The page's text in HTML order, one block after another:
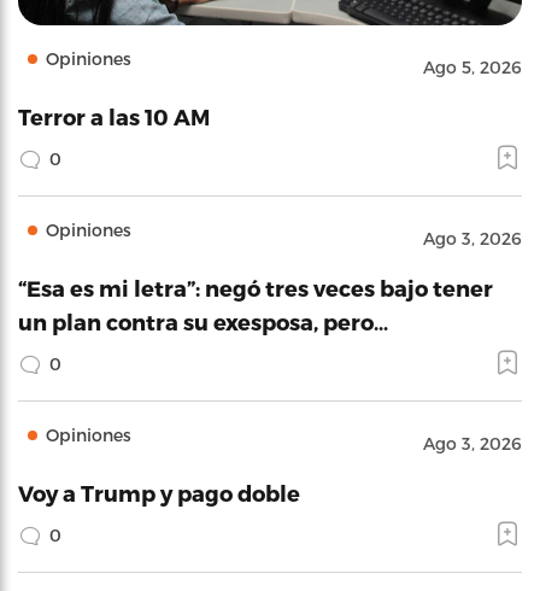
Opiniones Ago 5, 2026
Terror a las 10 AM
0
Opiniones Ago 3, 2026
“Esa es mi letra”: negó tres veces bajo tener
un plan contra su exesposa, pero…
0
Opiniones Ago 3, 2026
Voy a Trump y pago doble
0